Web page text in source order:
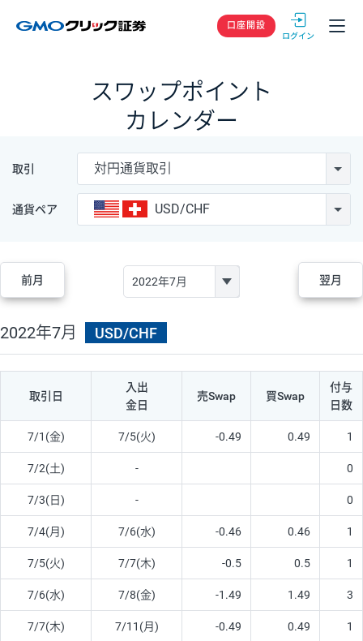
GMOクリック
口座開設
スワップポイント
カレンダー
取引 対円通貨取引
通貨ペア USD/CHF
前月 翌月
2022年7月 USD/CHF
取引日
入出
金日
売Swap 買Swap
付与
日数
7/1(金) 7/5(火) -0.49 0.49 1
7/2(土) - 0
7/3(日) - 0
7/4(月) 7/6(水) -0.46 0.46 1
7/5(火) 7/7(木) -0.5 0.5 1
7/6(水) 7/8(金) -1.49 1.49 3
7/7(木) 7/11(月) -0.49 0.49 1